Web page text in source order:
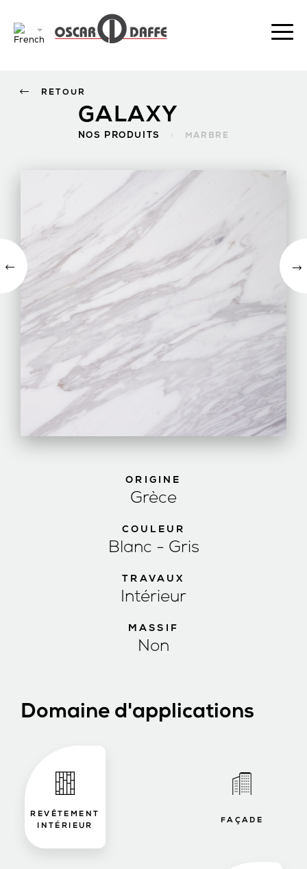
GALAXY
NOS PRODUITS MARBRE
RETOUR
ORIGINE
Grèce
COULEUR
Blanc - Gris
TRAVAUX
Intérieur
MASSIF
Non
Domaine d'applications
REVÊTEMENT
INTÉRIEUR
FAÇADE